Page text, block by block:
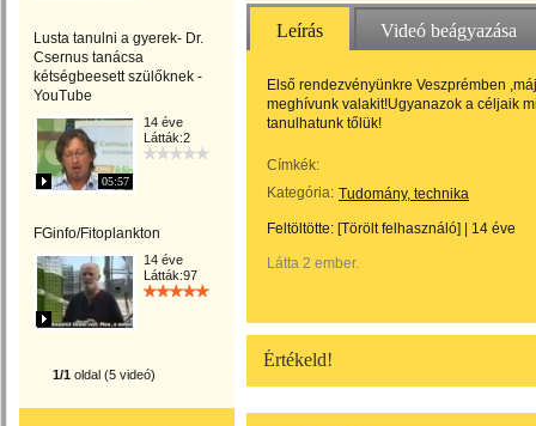
Lusta tanulni a gyerek- Dr.
Csernus tanácsa
kétségbeesett szülőknek -
YouTube
05:57
14 éve
Látták:2
FGinfo/Fitoplankton
14 éve
Látták:97
1/1 oldal (5 videó)
Leírás Videó beágyazása
Első rendezvényünkre Veszprémben
meghívunk valakit!Ugyanazok a céljaik
tanulhatunk tőlük!
Címkék:
Kategória: Tudomány, technika
Feltöltötte: [Törölt felhasználó] 14 éve
Látta 2 ember.
Értékeld!